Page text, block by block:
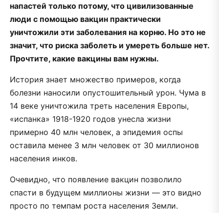
напастей только потому, что цивилизованные
люди с помощью вакцин практически
уничтожили эти заболевания на корню. Но это не
значит, что риска заболеть и умереть больше нет.
Прочтите, какие вакцины вам нужны.
История знает множество примеров, когда
болезни наносили опустошительный урон. Чума в
14 веке уничтожила треть населения Европы,
«испанка» 1918-1920 годов унесла жизни
примерно 40 млн человек, а эпидемия оспы
оставила менее 3 млн человек от 30 миллионов
населения инков.
Очевидно, что появление вакцин позволило
спасти в будущем миллионы жизни — это видно
просто по темпам роста населения Земли.